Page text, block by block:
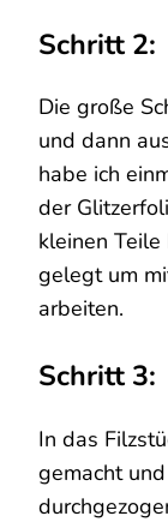
Schritt 2:
Die große
und dann
habe ich
der
kleinen
gelegt um
arbeiten.
Schritt 3:
In das
gemacht